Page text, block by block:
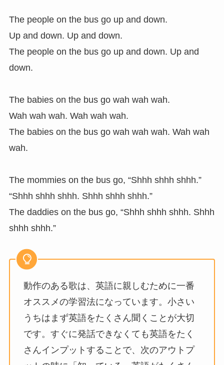
The people on the bus go up and down.
Up and down. Up and down.
The people on the bus go up and down. Up and
down.
The babies on the bus go wah wah wah.
Wah wah wah. Wah wah wah.
The babies on the bus go wah wah wah. Wah wah
wah.
The mommies on the bus go, “Shhh shhh shhh.”
“Shhh shhh shhh. Shhh shhh shhh.”
The daddies on the bus go, “Shhh shhh shhh. Shhh
shhh shhh.”
動作のある歌は、英語に親しむために一番
オススメの学習法になっています。小さい
うちはまず英語をたくさん聞くことが大切
です。すぐに発話できなくても英語をたく
さんインプットすることで、次のアウトプ